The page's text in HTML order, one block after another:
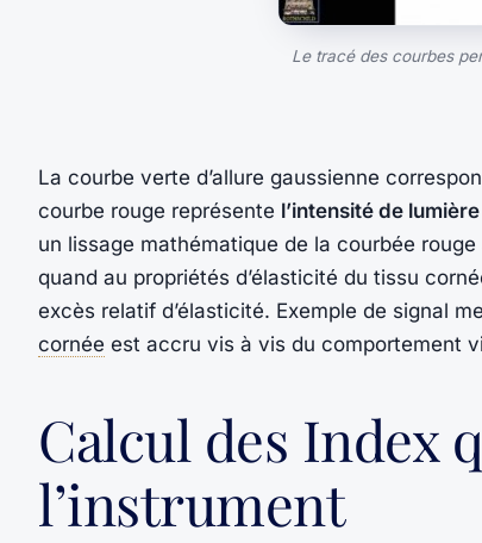
Le tracé des courbes
La courbe verte d’allure gaussienne
courbe rouge représente l’intensité de
un lissage mathématique de la courbée rouge
quand au propriétés d’élasticité du tissu
excès relatif d’élasticité. Exemple de signal
cornée est accru vis à vis du comportement
Calcul des Index
l’instrument